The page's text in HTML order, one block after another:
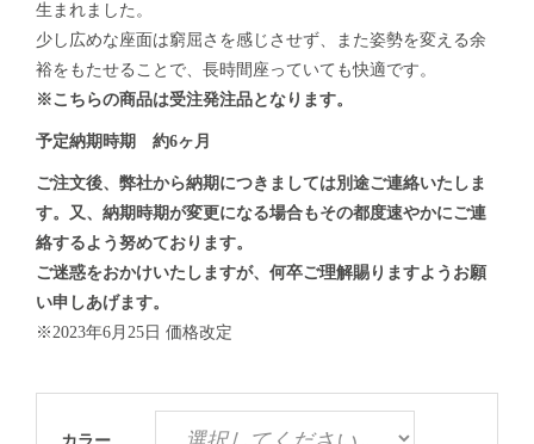
生まれました。
少し広めな座面は窮屈さを感じさせず、また姿勢を変える余
裕をもたせることで、長時間座っていても快適です。
※こちらの商品は受注発注品となります。
予定納期時期 約6ヶ月
ご注文後、弊社から納期につきましては別途ご連絡いたしま
す。又、納期時期が変更になる場合もその都度速やかにご連
絡するよう努めております。
ご迷惑をおかけいたしますが、何卒ご理解賜りますようお願
い申しあげます。
※2023年6月25日 価格改定